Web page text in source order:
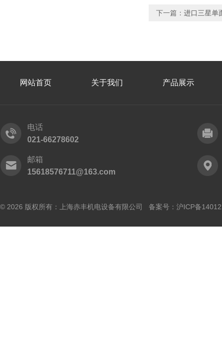
下一篇： 进口三星单
网站首页 关于我们 产品展示
电话
021-66278602
邮箱
15618576711@163.com
© 2026 版权所有：上海赤丰机电设备有限公司 备案号： 沪ICP备